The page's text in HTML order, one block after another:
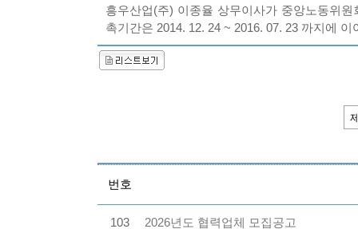
흥우산업(주) 이종율 상무이사가 중앙노동위
촉기간은 2014. 12. 24 ~ 2016. 07. 23 까지에
번호
103 2026년도 협력업체 모집공고